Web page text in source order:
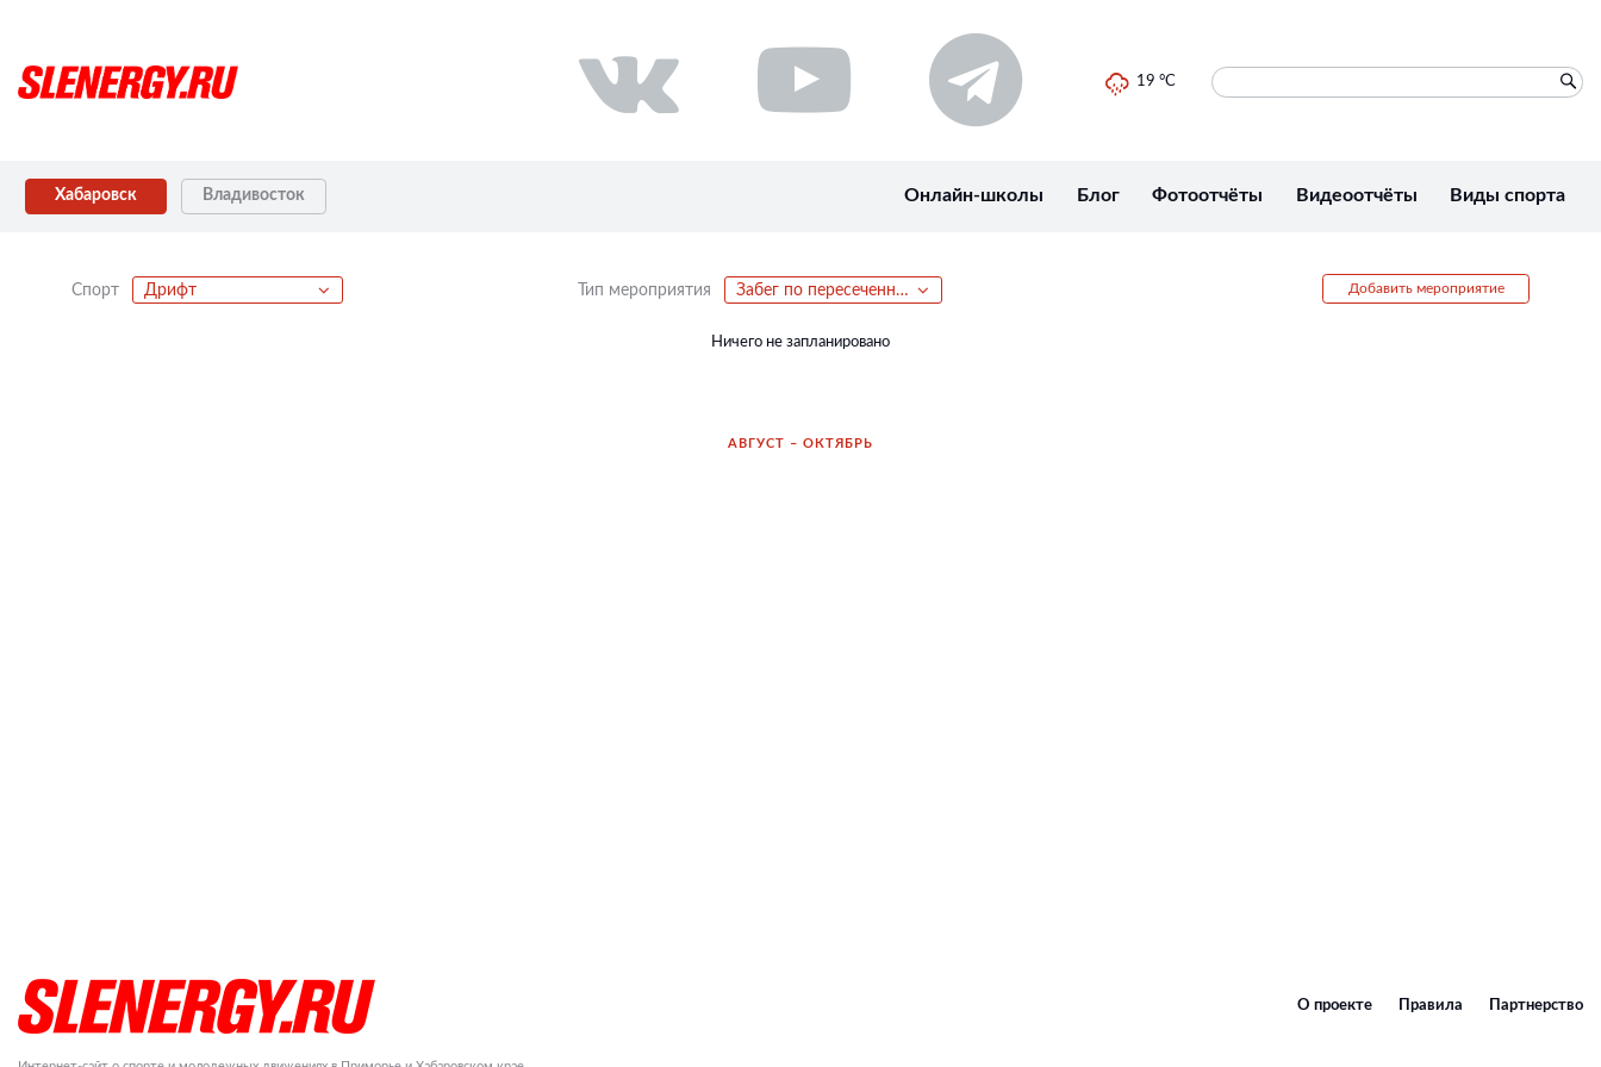
19 °C
Хабаровск Владивосток Онлайн-школы Блог Фотоотчёты Видеоотчёты Виды спорта
Спорт Дрифт Тип мероприятия Забег по пересеченной местности Добавить мероприятие
Ничего не запланировано
АВГУСТ – ОКТЯБРЬ
О проекте Правила Партнерство